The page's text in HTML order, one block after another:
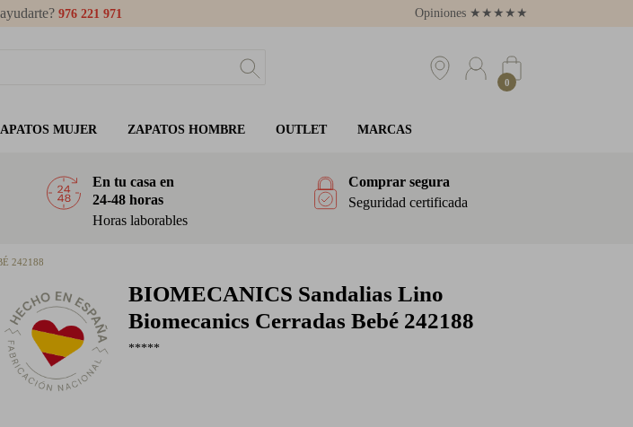
976 221 971 Opiniones ★ ★ ★ ★ ★
0
MUJER ZAPATOS HOMBRE OUTLET MARCAS
En tu casa en
24-48 horas
Horas laborables
Comprar segura
Seguridad certificada
242188
BIOMECANICS Sandalias Lino
Biomecanics Cerradas Bebé 242188
*****